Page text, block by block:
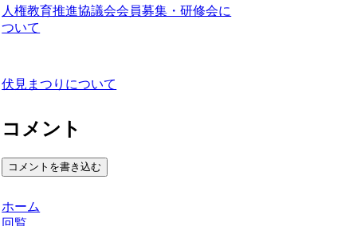
人権教育推進協議会会員募集・研修会に
ついて
伏見まつりについて
コメント
コメントを書き込む
ホーム